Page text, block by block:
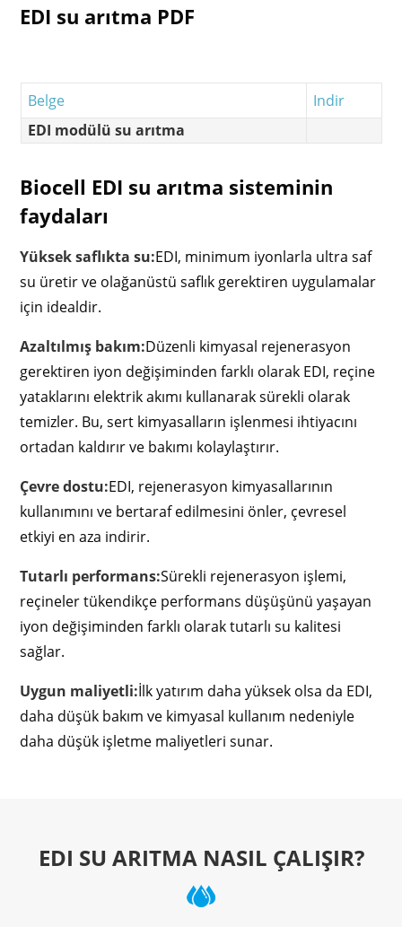
EDI su arıtma PDF
Belge
Indir
EDI modülü su arıtma
Biocell EDI su arıtma sisteminin
faydaları
Yüksek saflıkta su:EDI, minimum iyonlarla ultra saf
su üretir ve olağanüstü saflık gerektiren uygulamalar
için idealdir.
Azaltılmış bakım:Düzenli kimyasal rejenerasyon
gerektiren iyon değişiminden farklı olarak EDI, reçine
yataklarını elektrik akımı kullanarak sürekli olarak
temizler. Bu, sert kimyasalların işlenmesi ihtiyacını
ortadan kaldırır ve bakımı kolaylaştırır.
Çevre dostu:EDI, rejenerasyon kimyasallarının
kullanımını ve bertaraf edilmesini önler, çevresel
etkiyi en aza indirir.
Tutarlı performans:Sürekli rejenerasyon işlemi,
reçineler tükendikçe performans düşüşünü yaşayan
iyon değişiminden farklı olarak tutarlı su kalitesi
sağlar.
Uygun maliyetli:İlk yatırım daha yüksek olsa da EDI,
daha düşük bakım ve kimyasal kullanım nedeniyle
daha düşük işletme maliyetleri sunar.
EDI SU ARITMA NASIL ÇALIŞIR?